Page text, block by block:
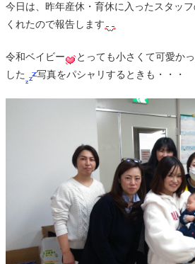
今日は、昨年産休・育休に入ったスタッ
くれたので報告します
令和ベイビー とっても小さくて可愛か
した
写真をパシャリするときも・・・